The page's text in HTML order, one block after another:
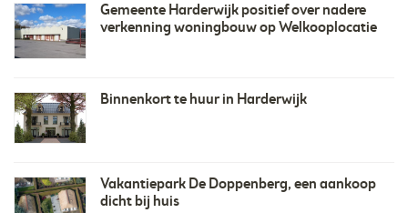
Gemeente Harderwijk positief over nadere
verkenning woningbouw op Welkooplocatie
Binnenkort te huur in Harderwijk
Vakantiepark De Doppenberg, een aankoop
dicht bij huis